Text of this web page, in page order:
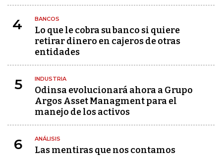
4 BANCOS
Lo que le cobra su banco si quiere
retirar dinero en cajeros de otras
entidades
5 INDUSTRIA
Odinsa evolucionará ahora a Grupo
Argos Asset Managment para el
manejo de los activos
6 ANÁLISIS
Las mentiras que nos contamos